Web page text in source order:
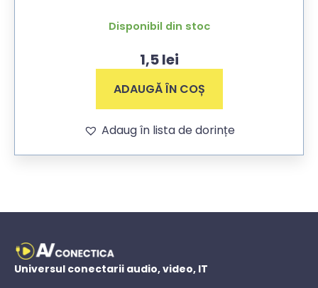
Disponibil din stoc
1,5lei
ADAUGĂ ÎN COȘ
Adaug în lista de dorințe
Universul conectarii audio, video, IT